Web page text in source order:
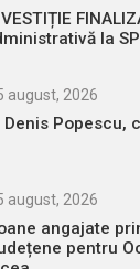
la
august, 2026
Denis Popescu,
august, 2026
angajate
pentru